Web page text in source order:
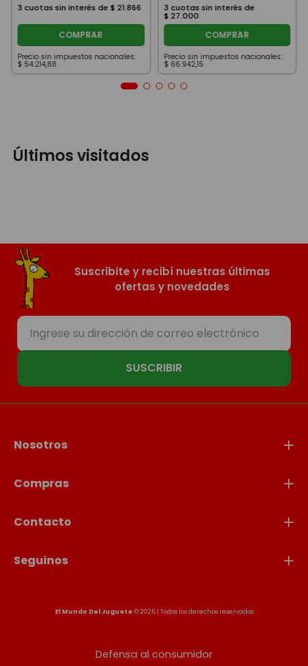
3 cuotas sin interés de $ 21.866
COMPRAR
Precio sin impuestos nacionales:
$ 54.214,88
3 cuotas sin interés de
$ 27.000
COMPRAR
Precio sin impuestos nacionales:
$ 66.942,15
Últimos visitados
Suscribite y recibí nuestras últimas
ofertas y novedades
SUSCRIBIR
Nosotros
Compras
Contacto
Seguinos
El Mundo Del Juguete © 2026 | Todos los derechos reservados
Defensa al consumidor